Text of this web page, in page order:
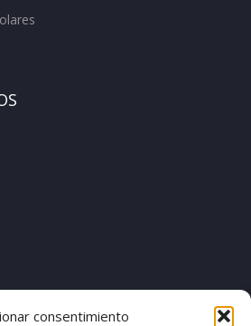
consentimiento